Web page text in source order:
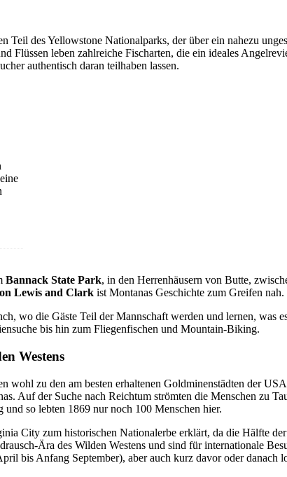
des Yellowstone Nationalparks, der über ein nahezu
Flüssen leben zahlreiche Fischarten, die ein ideales
authentisch daran teilhaben lassen.
Bannack State Park, in den Herrenhäusern von Butte,
Lewis and Clark ist Montanas Geschichte zum Greifen nah.
wo die Gäste Teil der Mannschaft werden und lernen, was
bis hin zum Fliegenfischen und Mountain-Biking.
Westens
wohl zu den am besten erhaltenen Goldminenstädten der
Auf der Suche nach Reichtum strömten die Menschen zu
so lebten 1869 nur noch 100 Menschen hier.
City zum historischen Nationalerbe erklärt, da die Hälfte
Ära des Wilden Westens und sind für internationale
bis Anfang September), aber auch kurz davor oder danach